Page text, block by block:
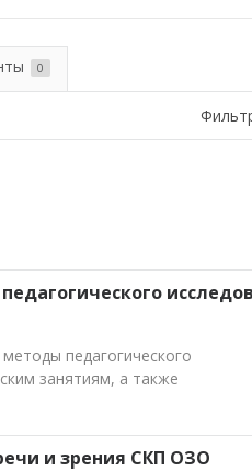
0
педагогического
занятиям, а также
и зрения СКП ОЗО